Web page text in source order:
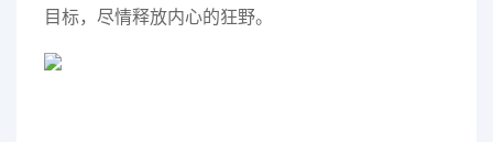
目标，尽情释放内心的狂野。